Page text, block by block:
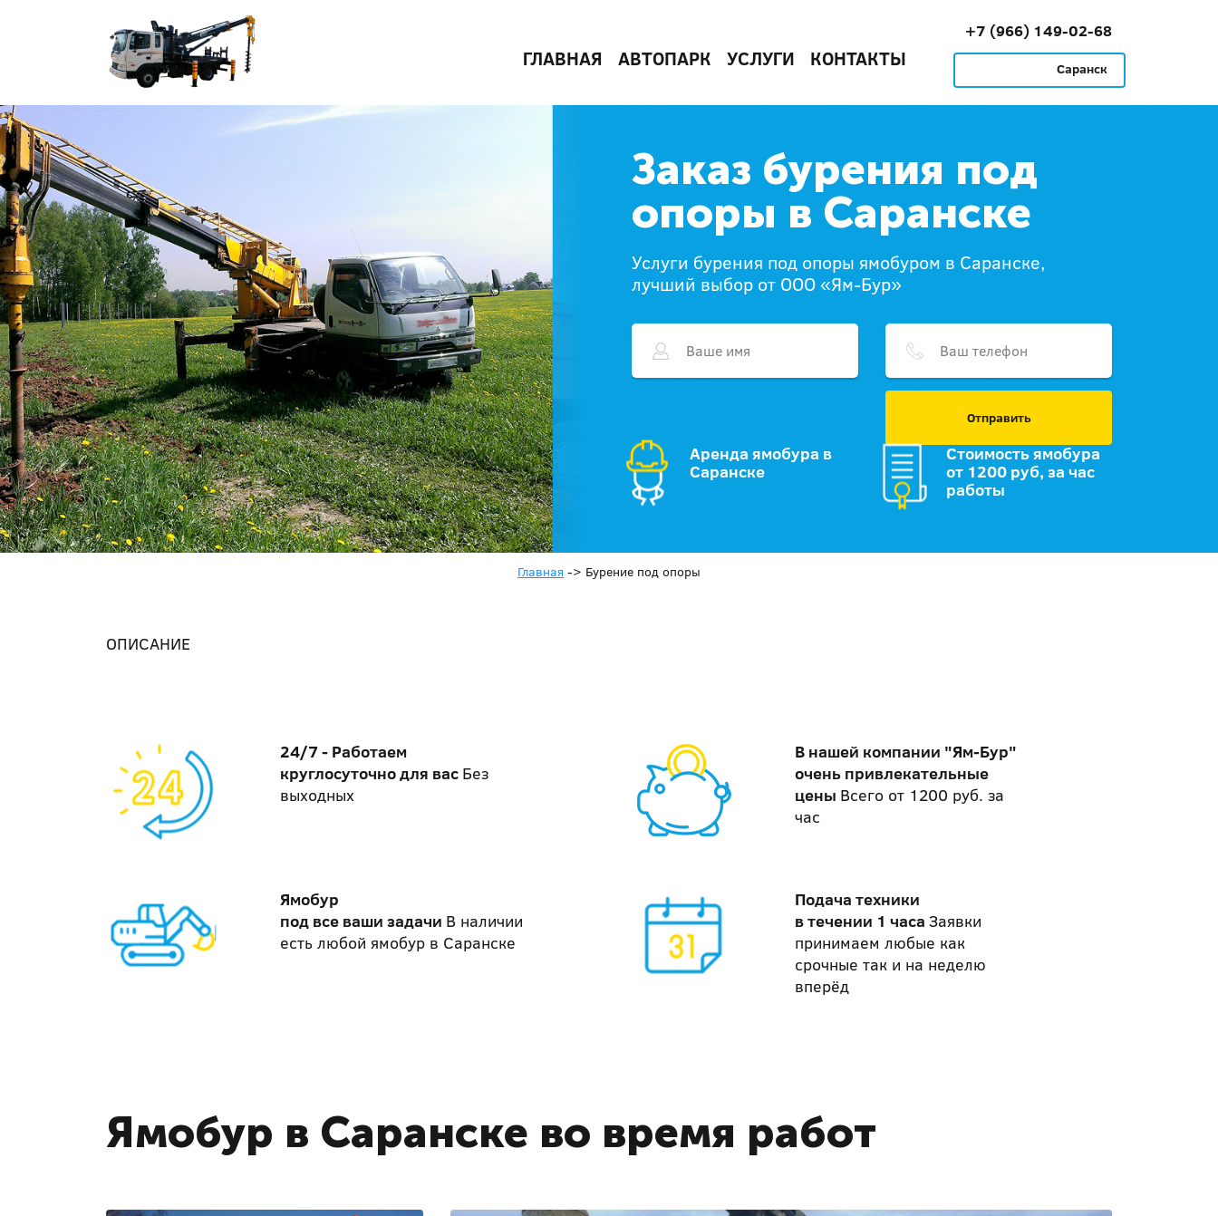
ГЛАВНАЯ АВТОПАРК УСЛУГИ КОНТАКТЫ
+7 (966) 149-02-68
Саранск
Заказ бурения под
опоры в Саранске
Услуги бурения под опоры ямобуром в Саранске,
лучший выбор от ООО «Ям-Бур»
Отправить
Аренда ямобура в
Саранске
Стоимость ямобура
от 1200 руб, за час
работы
Главная -> Бурение под опоры
ОПИСАНИЕ
24/7 - Работаем
круглосуточно для вас Без
выходных
В нашей компании "Ям-Бур"
очень привлекательные
цены Всего от 1200 руб. за
час
Ямобур
под все ваши задачи В наличии
есть любой ямобур в Саранске
Подача техники
в течении 1 часа Заявки
принимаем любые как
срочные так и на неделю
вперёд
Ямобур в Саранске во время работ